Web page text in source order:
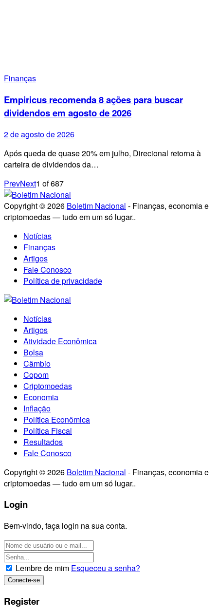
Finanças
Empiricus recomenda 8 ações para buscar
dividendos em agosto de 2026
2 de agosto de 2026
Após queda de quase 20% em julho, Direcional retorna à
carteira de dividendos da…
PrevNext1 of687
Copyright © 2026 Boletim Nacional - Finanças, economia e
criptomoedas — tudo em um só lugar..
Notícias
Finanças
Artigos
Fale Conosco
Política de privacidade
Notícias
Artigos
Atividade Econômica
Bolsa
Câmbio
Copom
Criptomoedas
Economia
Inflação
Política Econômica
Política Fiscal
Resultados
Fale Conosco
Copyright © 2026 Boletim Nacional - Finanças, economia e
criptomoedas — tudo em um só lugar..
Login
Bem-vindo, faça login na sua conta.
Lembre de mim Esqueceu a senha?
Register